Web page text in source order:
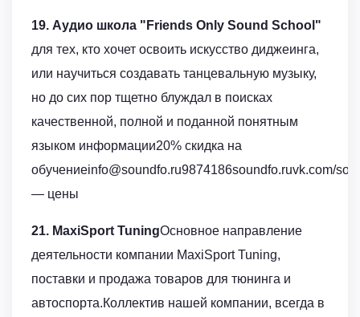
19. Аудио школа "Friends Only Sound School"
для тех, кто хочет освоить искусство диджеинга,
или научиться создавать танцевальную музыку,
но до сих пор тщетно блуждал в поисках
качественной, полной и поданной понятным
языком информации20% скидка на
обучениеinfo@soundfo.ru9874186soundfo.ruvk.com/
— цены
21. MaxiSport TuningОсновное направление
деятельности компании MaxiSport Tuning,
поставки и продажа товаров для тюнинга и
автоспорта.Коллектив нашей компании, всегда в